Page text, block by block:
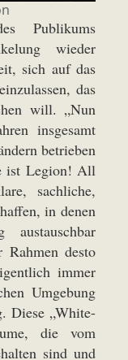
Publikums
wieder
sich auf das
das
will. „Nun
insgesamt
betrieben
ist Legion! All
sachliche,
in denen
desto
immer
Umgebung
Diese „White-
die vom
sind und